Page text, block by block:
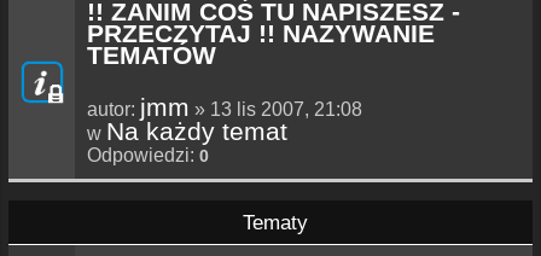
!! ZANIM COŚ TU NAPISZESZ -
PRZECZYTAJ !! NAZYWANIE
TEMATÓW
autor: jmm » 13 lis 2007, 21:08
w Na każdy temat
Odpowiedzi: 0
Tematy